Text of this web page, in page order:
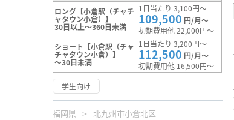
ロング【小倉駅（チャチ
ャタウン小倉）】
30日以上～360日未満
1日当たり 3,100円～
109,500 円/月～
初期費用他 22,000円～
ショート【小倉駅（チャ
チャタウン小倉）】
～30日未満
1日当たり 3,200円～
112,500 円/月～
初期費用他 16,500円～
学生向け
福岡県 北九州市小倉北区